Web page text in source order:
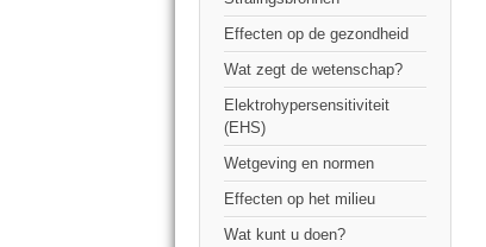
Effecten op de gezondheid
Wat zegt de wetenschap?
Elektrohypersensitiviteit
(EHS)
Wetgeving en normen
Effecten op het milieu
Wat kunt u doen?